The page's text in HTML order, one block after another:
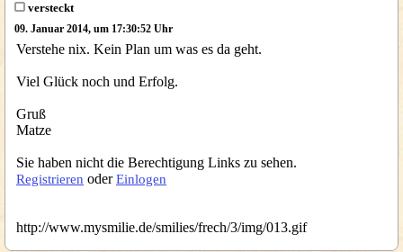
versteckt
09. Januar 2014, um 17:30:52 Uhr
Verstehe nix. Kein Plan um was es da geht.
Viel Glück noch und Erfolg.
Gruß
Matze
Sie haben nicht die Berechtigung Links zu sehen.
Registrieren oderEinlogen
http://www.mysmilie.de/smilies/frech/3/img/013.gif